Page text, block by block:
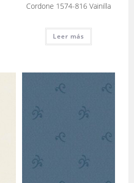
Cordone 1574-816 Vainilla
Leer más